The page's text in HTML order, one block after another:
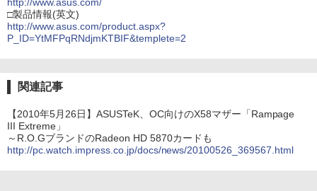
http://www.asus.com/
□製品情報(英文)
http://www.asus.com/product.aspx?
P_ID=YtMFPqRNdjmKTBIF&templete=2
関連記事
【2010年5月26日】ASUSTeK、OC向けのX58マザー「Rampage
III Extreme」
～R.O.GブランドのRadeon HD 5870カードも
http://pc.watch.impress.co.jp/docs/news/20100526_369567.html